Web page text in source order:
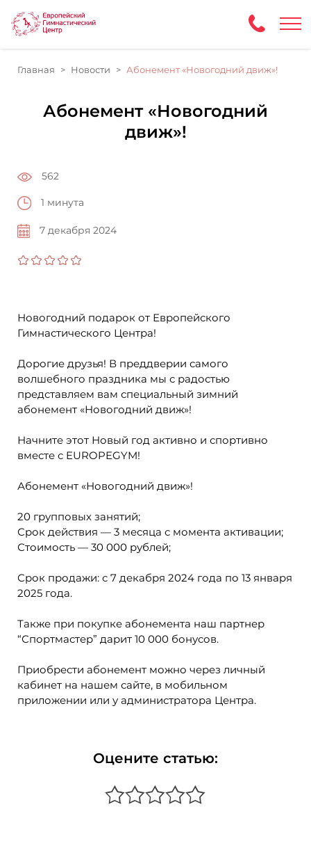
Главная Новости Абонемент «Новогодний движ»!
Абонемент «Новогодний
движ»!
562
1 минута
7 декабря 2024
Новогодний подарок от Европейского
Гимнастического Центра!
Дорогие друзья! В преддверии самого
волшебного праздника мы с радостью
представляем вам специальный зимний
абонемент «Новогодний движ»!
Начните этот Новый год активно и спортивно
вместе с EUROPEGYM!
Абонемент «Новогодний движ»!
20 групповых занятий;
Срок действия — 3 месяца с момента активации;
Стоимость — 30 000 рублей;
Срок продажи: с 7 декабря 2024 года по 13 января
2025 года.
Также при покупке абонемента наш партнер
“Спортмастер” дарит 10 000 бонусов.
Приобрести абонемент можно через личный
кабинет на нашем сайте, в мобильном
приложении или у администратора Центра.
Оцените статью: